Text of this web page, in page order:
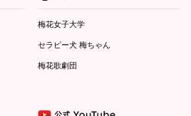
梅花女子大学
セラピー犬 梅ちゃん
梅花歌劇団